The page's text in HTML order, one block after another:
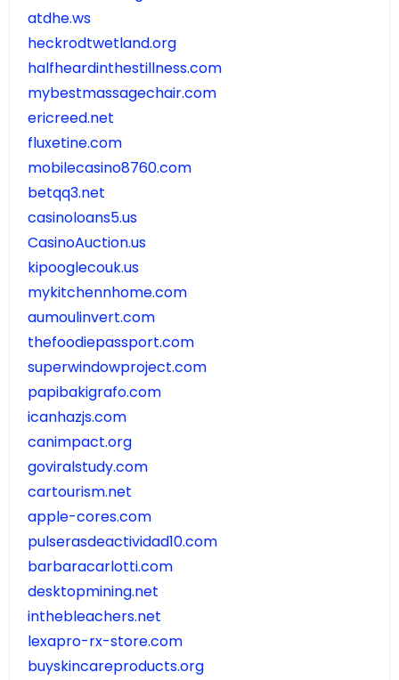
atdhe.ws
heckrodtwetland.org
halfheardinthestillness.com
mybestmassagechair.com
ericreed.net
fluxetine.com
mobilecasino8760.com
betqq3.net
casinoloans5.us
CasinoAuction.us
kipooglecouk.us
mykitchennhome.com
aumoulinvert.com
thefoodiepassport.com
superwindowproject.com
papibakigrafo.com
icanhazjs.com
canimpact.org
goviralstudy.com
cartourism.net
apple-cores.com
pulserasdeactividad10.com
barbaracarlotti.com
desktopmining.net
inthebleachers.net
lexapro-rx-store.com
buyskincareproducts.org